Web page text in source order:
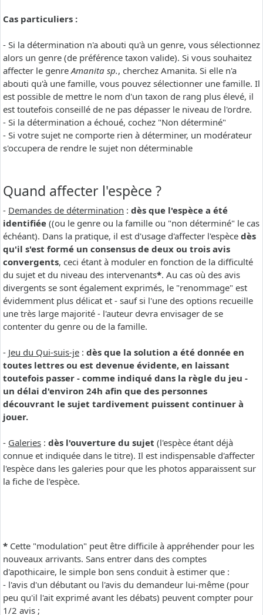
Cas particuliers :
- Si la détermination n'a abouti qu'à un genre, vous sélectionnez
alors un genre (de préférence taxon valide). Si vous souhaitez
affecter le genreAmanita sp., cherchez Amanita. Si elle n'a
abouti qu'à une famille, vous pouvez sélectionner une famille. Il
est possible de mettre le nom d'un taxon de rang plus élevé, il
est toutefois conseillé de ne pas dépasser le niveau de l'ordre.
- Si la détermination a échoué, cochez "Non déterminé"
- Si votre sujet ne comporte rien à déterminer, un modérateur
s'occupera de rendre le sujet non déterminable
Quand affecter l'espèce ?
- Demandes de détermination : dès que l'espèce a été
identifiée ((ou le genre ou la famille ou "non déterminé" le cas
échéant). Dans la pratique, il est d'usage d'affecter l'espèce dès
qu'il s'est formé un consensus de deux ou trois avis
convergents, ceci étant à moduler en fonction de la difficulté
du sujet et du niveau des intervenants*. Au cas où des avis
divergents se sont également exprimés, le "renommage" est
évidemment plus délicat et - sauf si l'une des options recueille
une très large majorité - l'auteur devra envisager de se
contenter du genre ou de la famille.
- Jeu du Qui-suis-je : dès que la solution a été donnée en
toutes lettres ou est devenue évidente, en laissant
toutefois passer - comme indiqué dans la règle du jeu -
un délai d'environ 24h afin que des personnes
découvrant le sujet tardivement puissent continuer à
jouer.
- Galeries : dès l'ouverture du sujet (l'espèce étant déjà
connue et indiquée dans le titre). Il est indispensable d'affecter
l'espèce dans les galeries pour que les photos apparaissent sur
la fiche de l'espèce.
* Cette "modulation" peut être difficile à appréhender pour les
nouveaux arrivants. Sans entrer dans des comptes
d'apothicaire, le simple bon sens conduit à estimer que :
- l'avis d'un débutant ou l'avis du demandeur lui-même (pour
peu qu'il l'ait exprimé avant les débats) peuvent compter pour
1/2 avis ;